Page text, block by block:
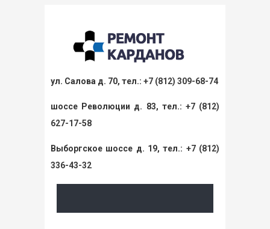
ул. Салова д. 70, тел.: +7 (812) 309-68-74
шоссе Революции д. 83, тел.: +7 (812)
627-17-58
Выборгское шоссе д. 19, тел.: +7 (812)
336-43-32